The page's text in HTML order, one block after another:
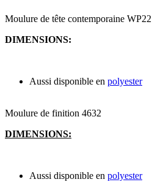
Moulure de tête contemporaine WP22
DIMENSIONS:
Aussi disponible en polyester
Moulure de finition 4632
DIMENSIONS:
Aussi disponible en polyester